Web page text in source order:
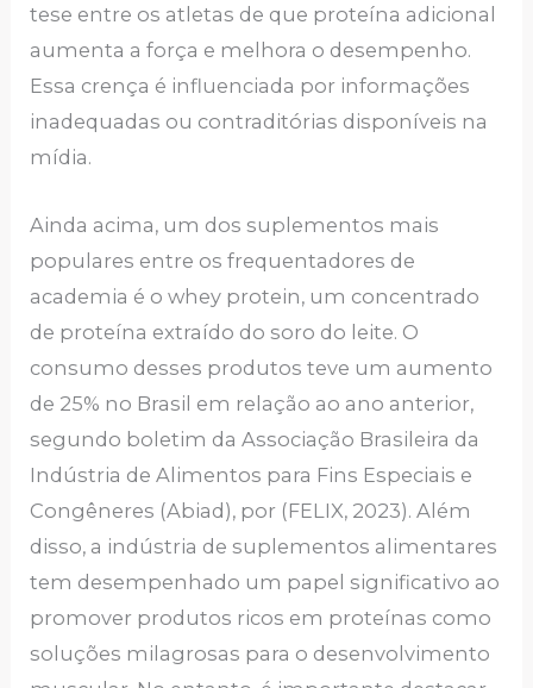
tese entre os atletas de que proteína adicional
aumenta a força e melhora o desempenho.
Essa crença é influenciada por informações
inadequadas ou contraditórias disponíveis na
mídia.
Ainda acima, um dos suplementos mais
populares entre os frequentadores de
academia é o whey protein, um concentrado
de proteína extraído do soro do leite. O
consumo desses produtos teve um aumento
de 25% no Brasil em relação ao ano anterior,
segundo boletim da Associação Brasileira da
Indústria de Alimentos para Fins Especiais e
Congêneres (Abiad), por (FELIX, 2023). Além
disso, a indústria de suplementos alimentares
tem desempenhado um papel significativo ao
promover produtos ricos em proteínas como
soluções milagrosas para o desenvolvimento